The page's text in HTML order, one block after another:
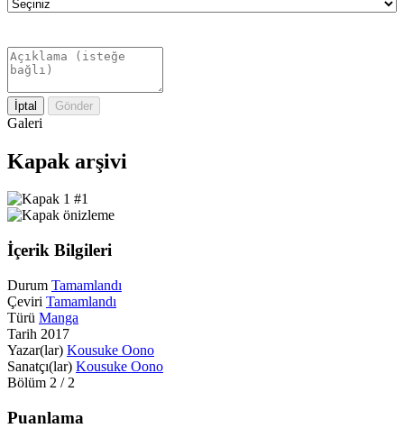
İptal Gönder
Galeri
Kapak arşivi
#1
İçerik Bilgileri
Durum Tamamlandı
Çeviri Tamamlandı
Türü Manga
Tarih 2017
Yazar(lar) Kousuke Oono
Sanatçı(lar) Kousuke Oono
Bölüm 2 / 2
Puanlama